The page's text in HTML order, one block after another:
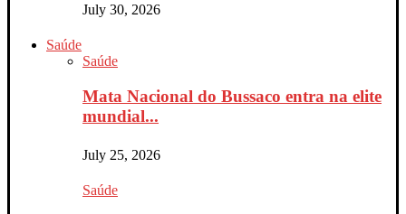
July 30, 2026
Saúde
Saúde
Mata Nacional do Bussaco entra na elite
mundial...
July 25, 2026
Saúde